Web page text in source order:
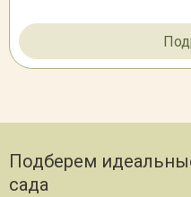
Подберем
сада